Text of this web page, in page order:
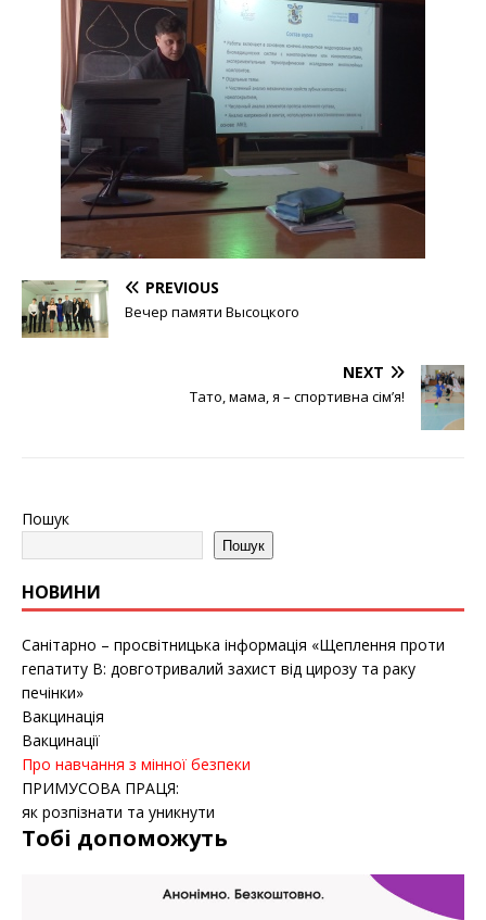
PREVIOUS
Вечер памяти Высоцкого
NEXT
Тато, мама, я – спортивна сім’я!
Пошук
Пошук
НОВИНИ
Санітарно – просвітницька інформація «Щеплення проти
гепатиту B: довготривалий захист від цирозу та раку
печінки»
Вакцинація
Вакцинації
Про навчання з мінної безпеки
ПРИМУСОВА ПРАЦЯ:
як розпізнати та уникнути
Тобі допоможуть